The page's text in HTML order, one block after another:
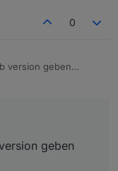
0
version geben
geben